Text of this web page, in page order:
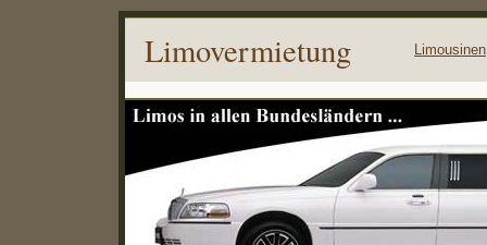
Limovermietung Limousinen